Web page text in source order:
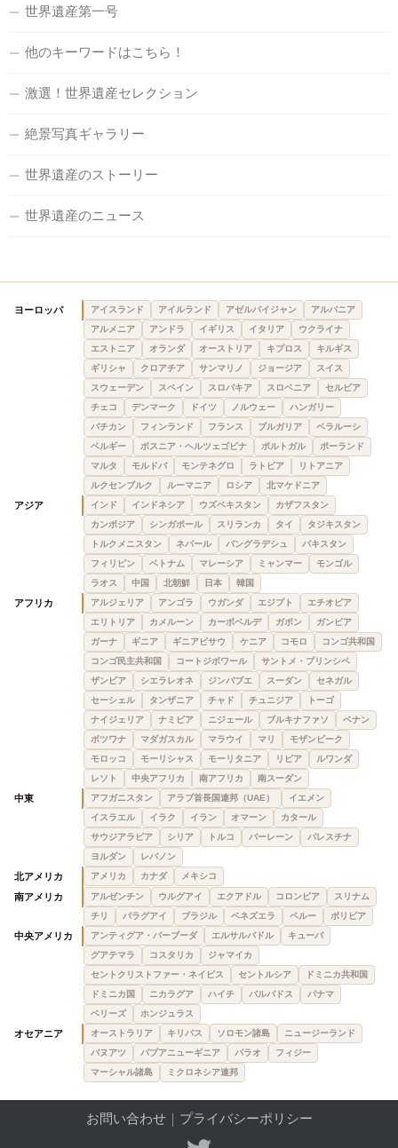
世界遺産第一号
他のキーワードはこちら！
激選！世界遺産セレクション
絶景写真ギャラリー
世界遺産のストーリー
世界遺産のニュース
ヨーロッパ アイスランド アイルランド アゼルバイジャン
アルバニア
アルメニア
アンドラ イギリス イタリア
ウクライナ
エストニア
オランダ オーストリア キプロス
キルギス
ギリシャ
クロアチア サンマリノ ジョージア
スイス
スウェーデン
スペイン スロバキア スロベニア
セルビア
チェコ
デンマーク ドイツ ノルウェー
ハンガリー
バチカン
フィンランド フランス ブルガリア
ベラルーシ
ベルギー
ボスニア・ヘルツェゴビナ ポルトガル
ポーランド
マルタ
モルドバ モンテネグロ ラトビア
リトアニア
ルクセンブルク
ルーマニア ロシア 北マケドニア
アジア インド インドネシア ウズベキスタン
カザフスタン
カンボジア
シンガポール スリランカ タイ
タジキスタン
トルクメニスタン
ネパール バングラデシュ
パキスタン
フィリピン
ベトナム マレーシア ミャンマー
モンゴル
ラオス
中国 北朝鮮 日本 韓国
アフリカ アルジェリア アンゴラ ウガンダ エジプト
エチオピア
エリトリア
カメルーン カーボベルデ ガボン
ガンビア
ガーナ
ギニア ギニアビサウ ケニア コモロ
コンゴ共和国
コンゴ民主共和国
コートジボワール
サントメ・プリンシペ
ザンビア
シエラレオネ ジンバブエ スーダン
セネガル
セーシェル
タンザニア チャド チュニジア
トーゴ
ナイジェリア
ナミビア ニジェール ブルキナファソ
ベナン
ボツワナ
マダガスカル マラウイ マリ
モザンビーク
モロッコ
モーリシャス モーリタニア リビア
ルワンダ
レソト
中央アフリカ 南アフリカ 南スーダン
中東 アフガニスタン アラブ首長国連邦（UAE）
イエメン
イスラエル
イラク イラン オマーン
カタール
サウジアラビア
シリア トルコ バーレーン
パレスチナ
ヨルダン
レバノン
北アメリカ アメリカ カナダ メキシコ
南アメリカ アルゼンチン ウルグアイ エクアドル コロンビア
スリナム
チリ
パラグアイ ブラジル ベネズエラ ペルー ボリビア
中央アメリカ アンティグア・バーブーダ エルサルバドル
キューバ
グアテマラ
コスタリカ
ジャマイカ
セントクリストファー・ネイビス
セントルシア
ドミニカ共和国
ドミニカ国
ニカラグア ハイチ バルバドス
パナマ
ベリーズ
ホンジュラス
オセアニア オーストラリア キリバス ソロモン諸島
ニュージーランド
バヌアツ
パプアニューギニア パラオ
フィジー
マーシャル諸島
ミクロネシア連邦
お問い合わせ｜ プライバシーポリシー